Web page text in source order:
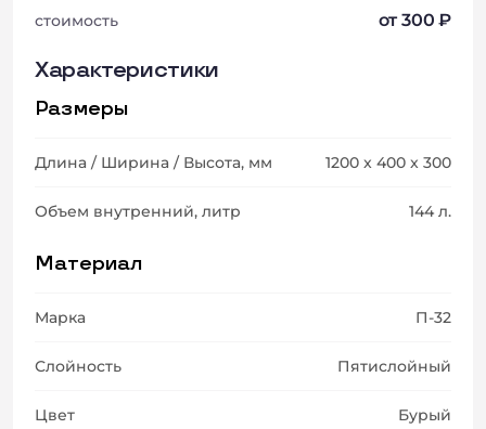
стоимость от 300 ₽
Характеристики
Размеры
Длина / Ширина / Высота, мм 1200 x 400 x 300
Объем внутренний, литр 144 л.
Материал
Марка П-32
Слойность Пятислойный
Цвет Бурый